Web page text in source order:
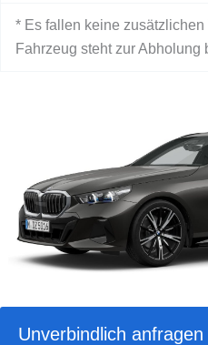
* Es fallen keine
Fahrzeug steht zur Abholung
Unverbindlich anfragen